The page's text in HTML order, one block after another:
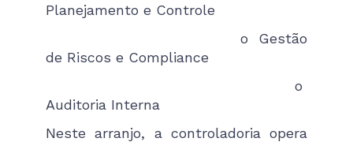
Planejamento e Controle
o Gestão
de Riscos e Compliance
o
Auditoria Interna
Neste arranjo, a controladoria opera